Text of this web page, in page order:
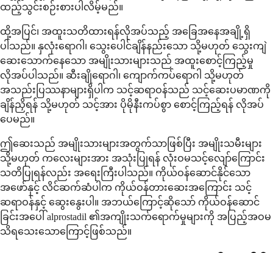
ထည့်သွင်းစဉ်းစားပါလိမ့်မည်။
ထို့အပြင်၊ အထူးသတိထားရန်လိုအပ်သည့် အခြေအနေအချို့ရှိ
ပါသည်။ နှလုံးရောဂါ၊ သွေးပေါင်ချိန်နည်းသော သို့မဟုတ် သွေးကျဲ
ဆေးသောက်နေသော အမျိုးသားများသည် အထူးစောင့်ကြည့်မှု
လိုအပ်ပါသည်။ ဆီးချိုရောဂါ၊ ကျောက်ကပ်ရောဂါ သို့မဟုတ်
အသည်းပြဿနာများရှိပါက သင့်ဆရာဝန်သည် သင့်ဆေးပမာဏကို
ချိန်ညှိရန် သို့မဟုတ် သင့်အား ပိုမိုနီးကပ်စွာ စောင့်ကြည့်ရန် လိုအပ်
ပေမည်။
ဤဆေးသည် အမျိုးသားများအတွက်သာဖြစ်ပြီး အမျိုးသမီးများ
သို့မဟုတ် ကလေးများအား အသုံးပြုရန် လုံးဝမသင့်လျော်ကြောင်း
သတိပြုရန်လည်း အရေးကြီးပါသည်။ ကိုယ်ဝန်ဆောင်နိုင်သော
အဖော်နှင့် လိင်ဆက်ဆံပါက ကိုယ်ဝန်တားဆေးအကြောင်း သင့်
ဆရာဝန်နှင့် ဆွေးနွေးပါ။ အဘယ်ကြောင့်ဆိုသော် ကိုယ်ဝန်ဆောင်
ခြင်းအပေါ် alprostadil ၏အကျိုးသက်ရောက်မှုများကို အပြည့်အဝမ
သိရသေးသောကြောင့်ဖြစ်သည်။